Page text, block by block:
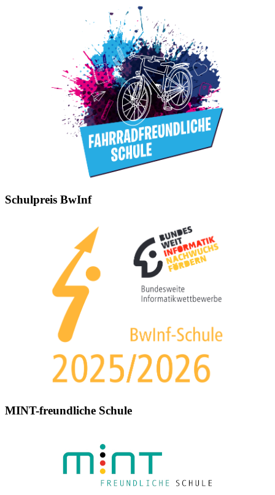
Schulpreis BwInf
MINT-freundliche Schule